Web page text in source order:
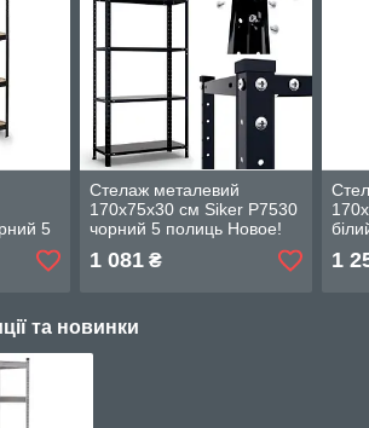
5
Стелаж металевий
170х75х30 см Siker P7530
чорний 5 полиць Новое!
1 081₴ 1
та новинки